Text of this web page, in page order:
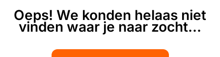
Oeps! We konden helaas niet
vinden waar je naar zocht...